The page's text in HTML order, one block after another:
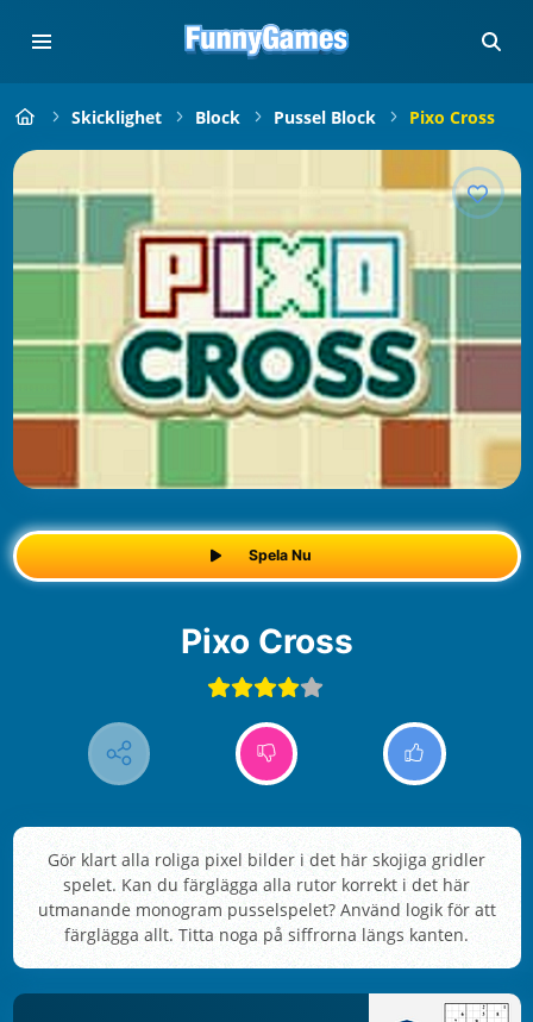
Skicklighet Block Pussel Block Pixo Cross
Spela Nu
Pixo Cross
Gör klart alla roliga pixel bilder i det här skojiga gridler
spelet. Kan du färglägga alla rutor korrekt i det här
utmanande monogram pusselspelet? Använd logik för att
färglägga allt. Titta noga på siffrorna längs kanten.